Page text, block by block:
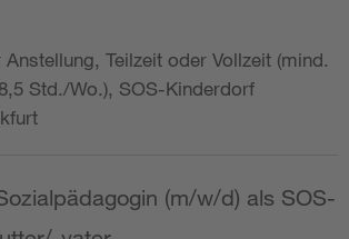
Teilzeit oder Vollzeit (mind.
Std./Wo.), SOS-Kinderdorf
(m/w/d) als SOS-